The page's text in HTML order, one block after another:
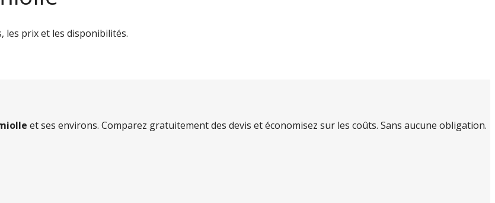
les prix et les disponibilités.
et ses environs. Comparez gratuitement des devis et économisez sur les coûts. Sans aucune obligation.